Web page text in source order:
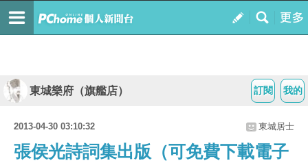
我的
訂閱
東城樂府（旗艦店）
2013-04-30 03:10:32 東城居士
張侯光詩詞集出版（可免費下載電子